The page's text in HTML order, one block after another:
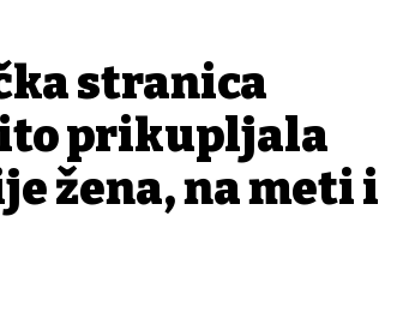
stranica
prikupljala
žena, na meti i